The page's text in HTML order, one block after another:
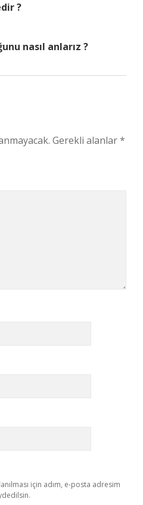
?
nasıl anlarız ?
Gerekli alanlar*
için adım, e-posta adresim